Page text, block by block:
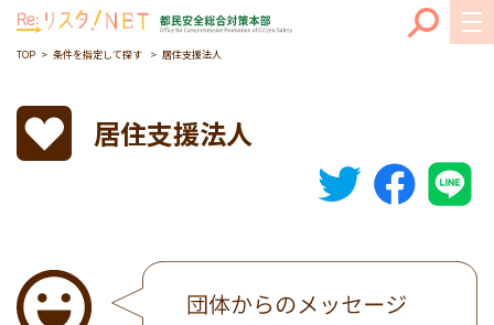
TOP 条件を指定して探す 居住支援法人
居住支援法人